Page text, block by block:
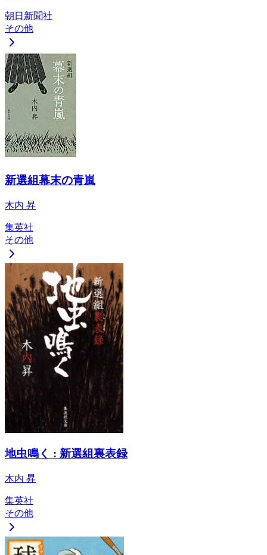
朝日新聞社
その他
新選組幕末の青嵐
木内 昇
集英社
その他
地虫鳴く : 新選組裏表録
木内 昇
集英社
その他